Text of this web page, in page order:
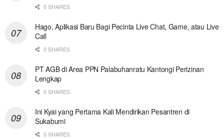
0 SHARES
Hago, Aplikasi Baru Bagi Pecinta Live Chat, Game, atau Live
Call
0 SHARES
PT AGB di Area PPN Palabuhanratu Kantongi Perizinan
Lengkap
0 SHARES
Ini Kyai yang Pertama Kali Mendirikan Pesantren di
Sukabumi
0 SHARES